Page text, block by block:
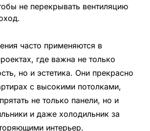
не перекрывать вентиляцию
часто применяются в
где важна не только
но и эстетика. Они прекрасно
с высокими потолками,
не только панели, но и
и даже холодильник за
интерьер.